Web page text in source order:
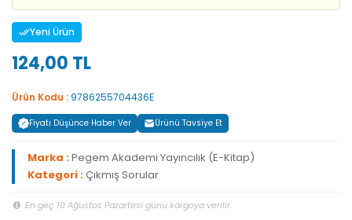
Yeni Ürün
124,00 TL
Ürün Kodu : 9786255704436E
Fiyatı Düşünce Haber Ver Ürünü Tavsiye Et
Marka :Pegem Akademi Yayıncılık (E-Kitap)
Kategori :Çıkmış Sorular
En geç 10 Ağustos Pazartesi günü kargoya verilir.